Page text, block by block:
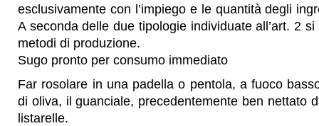
esclusivamente con l’impiego e le quantità degli
A seconda delle due tipologie individuate all’art. 2
metodi di produzione.
Sugo pronto per consumo immediato
Far rosolare in una padella o pentola, a fuoco
di oliva, il guanciale, precedentemente ben nettato
listarelle.